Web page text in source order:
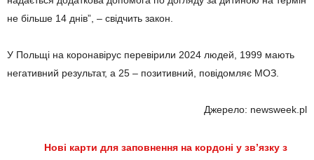
не більше 14 днів”, – свідчить закон.
У Польщі на коронавірус перевірили 2024 людей, 1999 мають
негативний результат, а 25 – позитивний, повідомляє МОЗ.
Джерело: newsweek.pl
Нові карти для заповнення на кордоні у зв’язку з